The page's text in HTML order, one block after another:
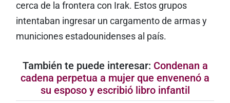
cerca de la frontera con Irak. Estos grupos
intentaban ingresar un cargamento de armas y
municiones estadounidenses al país.
También te puede interesar: Condenan a
cadena perpetua a mujer que envenenó a
su esposo y escribió libro infantil